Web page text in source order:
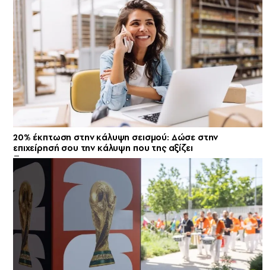
20% έκπτωση στην κάλυψη σεισμού: Δώσε στην
επιχείρησή σου την κάλυψη που της αξίζει